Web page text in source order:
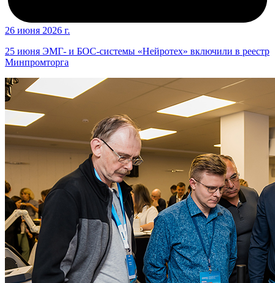
26 июня 2026 г.
25 июня ЭМГ- и БОС-системы «Нейротех» включили в реестр
Минпромторга